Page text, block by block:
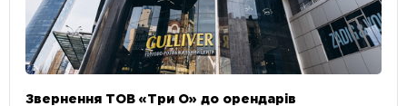
Звернення ТОВ «Три О» до орендарів